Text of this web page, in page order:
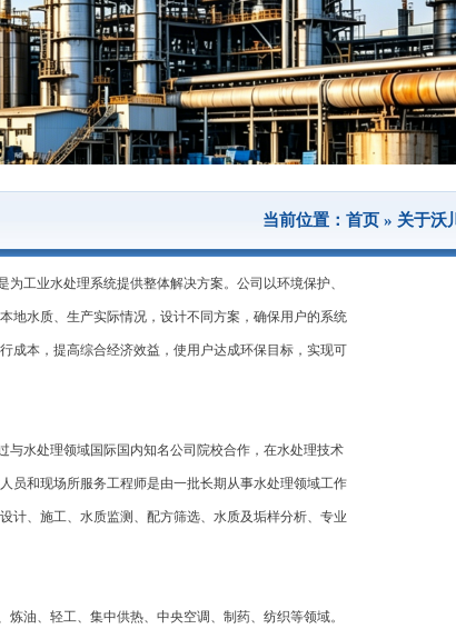
当前位置：首页 » 关于沃川
工业水处理系统提供整体解决方案。公司以环境保护、
地水质、生产实际情况，设计不同方案，确保用户的系统
成本，提高综合经济效益，使用户达成环保目标，实现可
水处理领域国际国内知名公司院校合作，在水处理技术
员和现场所服务工程师是由一批长期从事水处理领域工作
计、施工、水质监测、配方筛选、水质及垢样分析、专业
油、轻工、集中供热、中央空调、制药、纺织等领域。